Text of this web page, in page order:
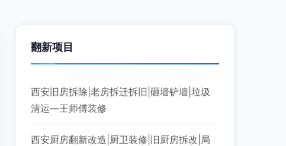
翻新项目
西安旧房拆除|老房拆迁拆旧|砸墙铲墙|垃圾
清运—王师傅装修
西安厨房翻新改造|厨卫装修|旧厨房拆改|局